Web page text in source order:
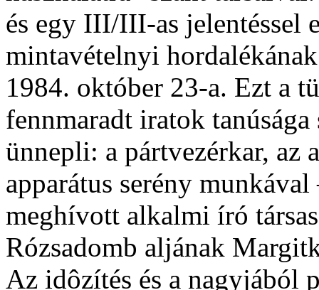
és egy III/III-as jelentéssel
mintavételnyi
1984. október 23-a. Ezt a
fennmaradt iratok
ünnepli: a pártvezérkar, az
apparátus serény
meghívott alkalmi író
Rózsadomb aljának
Az idôzítés és a nagyjából